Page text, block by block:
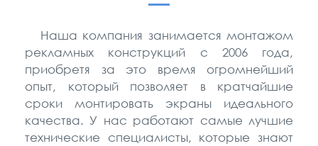
Наша компания занимается монтажом
рекламных конструкций с 2006 года,
приобретя за это время огромнейший
опыт, который позволяет в кратчайшие
сроки монтировать экраны идеального
качества. У нас работают самые лучшие
технические специалисты, которые знают